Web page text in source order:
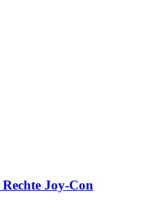
Joy-Con